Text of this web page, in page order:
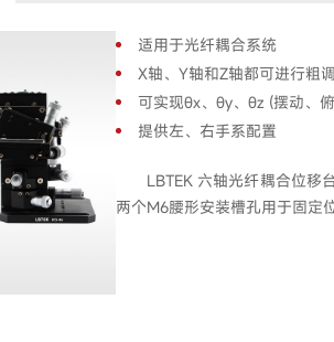
适用于光纤耦合系统
X轴、Y轴和Z轴都可进行粗
可实现θx、θy、θz (摆动、
提供左、右手系配置
LBTEK 六轴光纤耦合位移
两个M6腰形安装槽孔用于固定